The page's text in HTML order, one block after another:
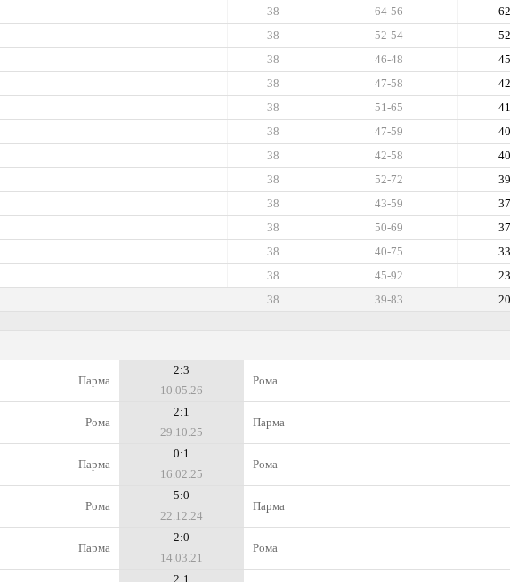
62
64-56
38
52
52-54
38
45
46-48
38
42
47-58
38
41
51-65
38
40
47-59
38
40
42-58
38
39
52-72
38
37
43-59
38
37
50-69
38
33
40-75
38
23
45-92
38
20
39-83
38
Парма
2:3
10.05.26
Рома
Рома
2:1
29.10.25
Парма
Парма
0:1
16.02.25
Рома
Рома
5:0
22.12.24
Парма
Парма
2:0
14.03.21
Рома
2:1